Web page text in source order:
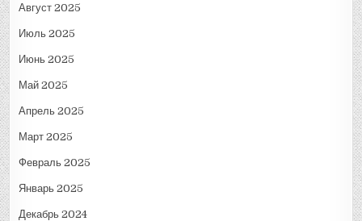
Август 2025
Июль 2025
Июнь 2025
Май 2025
Апрель 2025
Март 2025
Февраль 2025
Январь 2025
Декабрь 2024